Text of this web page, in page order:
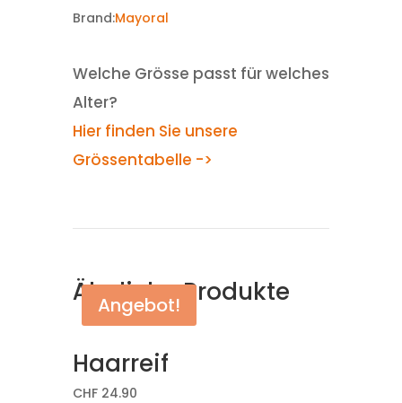
Brand:Mayoral
Welche Grösse passt für welches
Alter?
Hier finden Sie unsere
Grössentabelle ->
Ähnliche Produkte
Haarreif
CHF24.90
Angebot!